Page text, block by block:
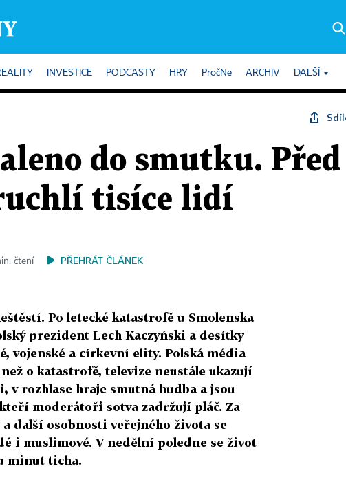
INVESTICE PODCASTY HRY PročNe ARCHIV DALŠÍ
do smutku.
tisíce lidí
čtení PŘEHRÁT ČLÁNEK
Po letecké katastrofě u Smolenska
prezident Lech Kaczyński a desítky
vojenské a církevní elity. Polská média
o katastrofě, televize neustále ukazují
v rozhlase hraje smutná hudba a jsou
moderátoři sotva zadržují pláč. Za
další osobnosti veřejného života se
i muslimové. V nedělní poledne se život
minut ticha.